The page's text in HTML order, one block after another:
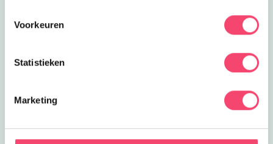
Voorkeuren
Statistieken
Marketing